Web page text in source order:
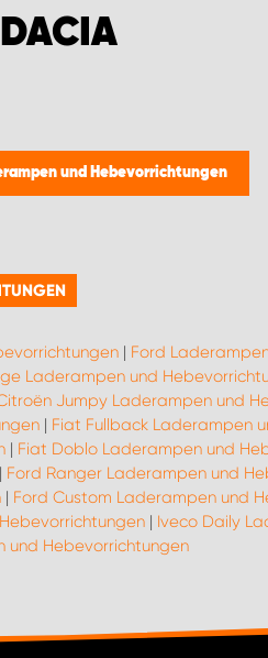
und Hebevorrichtungen
| Ford
Laderampen und
Jumpy Laderampen und
| Fiat Fullback Laderampen
| Fiat Doblo Laderampen und
Ford Ranger Laderampen und
| Ford Custom Laderampen und
| Iveco Daily
und Hebevorrichtungen